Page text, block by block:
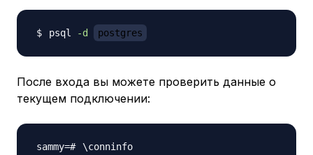
psql -d postgres
После входа вы можете проверить данные о
текущем подключении:
\